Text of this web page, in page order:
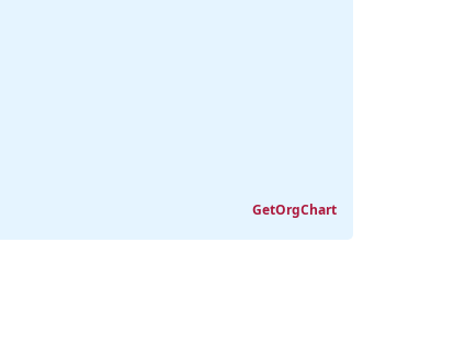
GetOrgChart